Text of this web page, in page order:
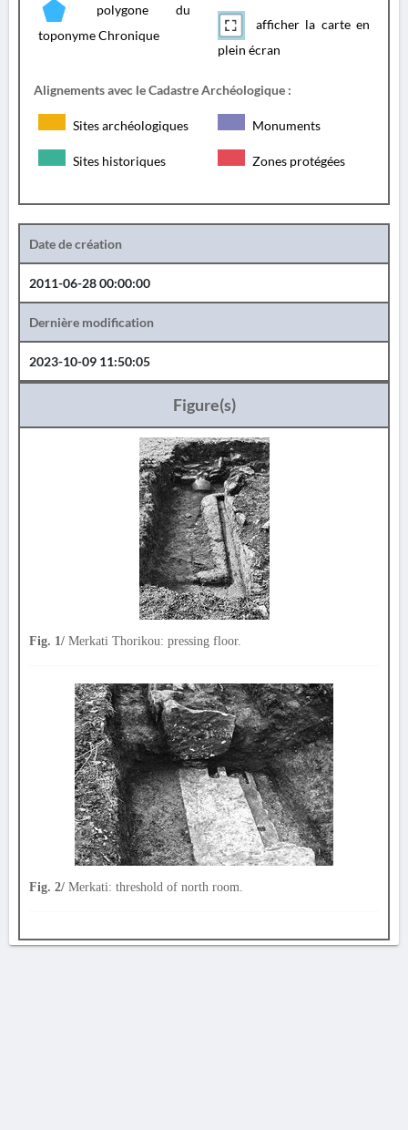
polygone du
toponyme Chronique
afficher la carte en
plein écran
Alignements avec le Cadastre Archéologique :
Sites archéologiques Monuments
Sites historiques Zones protégées
Date de création
2011-06-28 00:00:00
Dernière modification
2023-10-09 11:50:05
Figure(s)
Fig. 1/ Merkati Thorikou: pressing floor.
Fig. 2/ Merkati: threshold of north room.